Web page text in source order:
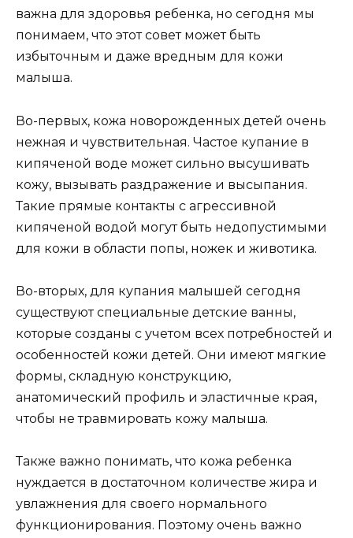
важна для здоровья ребенка, но сегодня мы
понимаем, что этот совет может быть
избыточным и даже вредным для кожи
малыша.
Во-первых, кожа новорожденных детей очень
нежная и чувствительная. Частое купание в
кипяченой воде может сильно высушивать
кожу, вызывать раздражение и высыпания.
Такие прямые контакты с агрессивной
кипяченой водой могут быть недопустимыми
для кожи в области попы, ножек и животика.
Во-вторых, для купания малышей сегодня
существуют специальные детские ванны,
которые созданы с учетом всех потребностей и
особенностей кожи детей. Они имеют мягкие
формы, складную конструкцию,
анатомический профиль и эластичные края,
чтобы не травмировать кожу малыша.
Также важно понимать, что кожа ребенка
нуждается в достаточном количестве жира и
увлажнения для своего нормального
функционирования. Поэтому очень важно